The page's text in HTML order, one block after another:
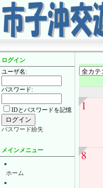
ログイン
ユーザ名:
パスワード:
IDとパスワードを記憶
パスワード紛失
メインメニュー
ホーム
1
8